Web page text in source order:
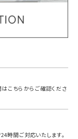
はこちらからご確認くださ
24時間ご対応いたします。